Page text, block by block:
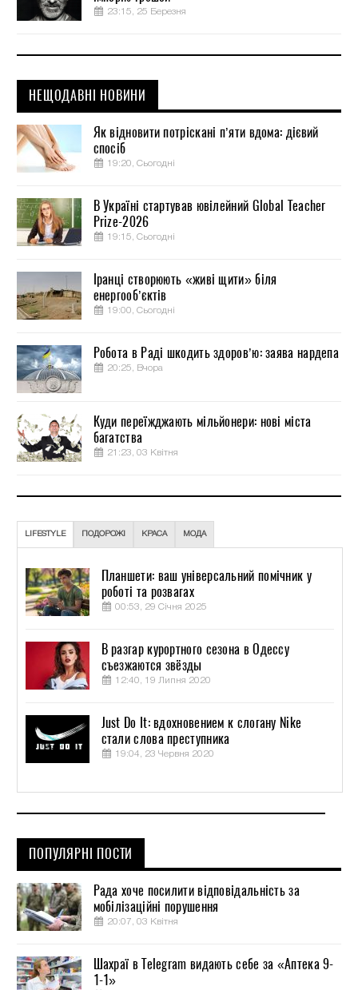
23:15, 25 Березня
НЕЩОДАВНІ НОВИНИ
Як відновити потріскані п’яти вдома: дієвий
спосіб
19:20, Сьогодні
В Україні стартував ювілейний Global Teacher
Prize-2026
19:15, Сьогодні
Іранці створюють «живі щити» біля
енергооб’єктів
19:00, Сьогодні
Робота в Раді шкодить здоров’ю: заява нардепа
20:25, Вчора
Куди переїжджають мільйонери: нові міста
багатства
21:23, 03 Квітня
LIFESTYLE ПОДОРОЖІ КРАСА МОДА
Планшети: ваш універсальний помічник у
роботі та розвагах
00:53, 29 Січня 2025
В разгар курортного сезона в Одессу
съезжаются звёзды
12:40, 19 Липня 2020
Just Do It: вдохновением к слогану Nike
стали слова преступника
19:04, 23 Червня 2020
ПОПУЛЯРНІ ПОСТИ
Рада хоче посилити відповідальність за
мобілізаційні порушення
20:07, 03 Квітня
Шахраї в Telegram видають себе за «Аптека 9-
1-1»